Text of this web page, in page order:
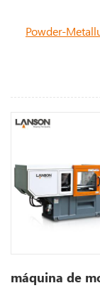
Powder-
máquina de